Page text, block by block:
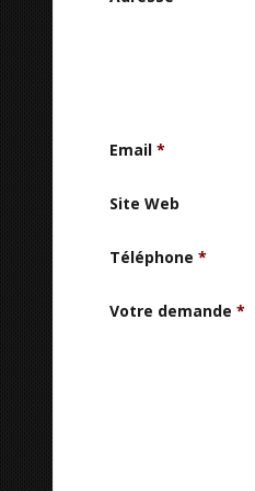
Email *
Site Web
Téléphone *
Votre demande *